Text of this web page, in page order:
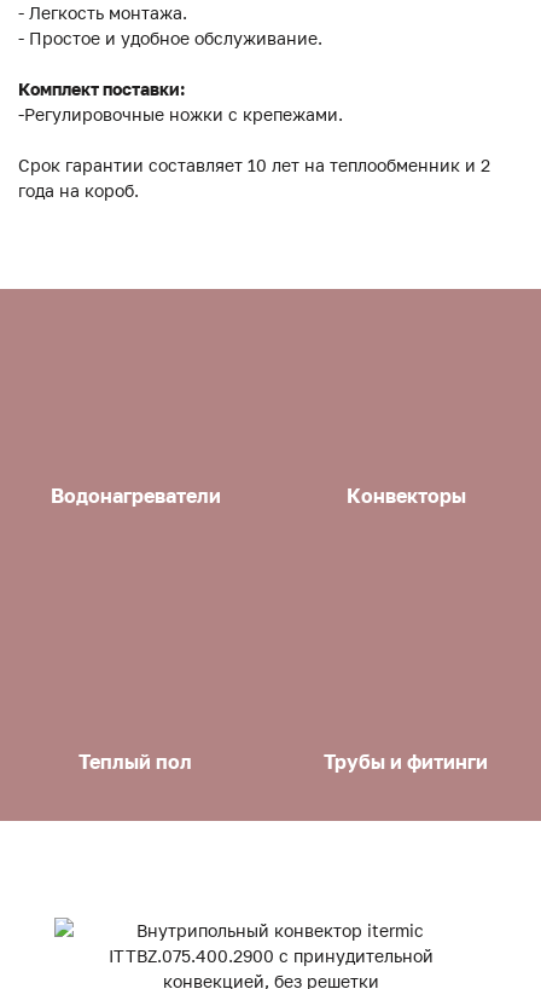
- Легкость монтажа.
- Простое и удобное обслуживание.
Комплект поставки:
-Регулировочные ножки с крепежами.
Срок гарантии составляет 10 лет на теплообменник и 2
года на короб.
Водонагреватели Конвекторы
Теплый пол Трубы и фитинги